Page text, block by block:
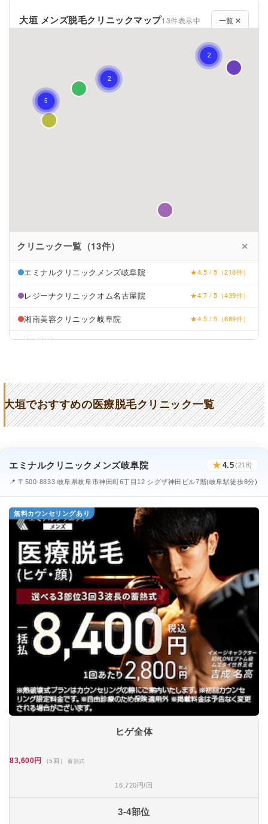
大垣 メンズ脱毛クリニックマップ13件表示中 一覧 ✕
クリニック一覧（13件） ✕
エミナルクリニックメンズ岐阜院 ★4.5 / 5（218件）
レジーナクリニックオム名古屋院 ★4.7 / 5（439件）
湘南美容クリニック岐阜院 ★4.5 / 5（689件）
大垣美容クリニック ★4.3 / 5（44件）
大垣バイパス医院 ★3.0 / 5（45件）
ひぐちクリニック ★3.1 / 5（53件）
大垣さくらファミリークリニック
みのかも西クリニック ★3.2 / 5（26件）
いとしろクリニック
奥村皮フ科 ★2.8 / 5（71件）
まさきクリニック ★3.8 / 5（70件）
大垣でおすすめの医療脱毛クリニック一覧
エミナルクリニックメンズ岐阜院 ★ 4.5(218)
📍 〒500-8833 岐阜県岐阜市神田町6丁目12 シグザ神田ビル7階(岐阜駅徒歩8分)
無料カウンセリングあり
ヒゲ全体
83,600円 （5回） 蓄熱式
16,720円/回
3-4部位